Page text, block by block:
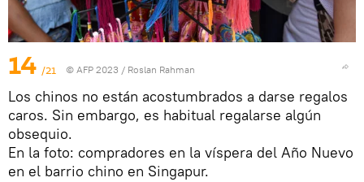
14 /21 © AFP 2023 / Roslan Rahman
Los chinos no están acostumbrados a darse regalos
caros. Sin embargo, es habitual regalarse algún
obsequio.
En la foto: compradores en la víspera del Año Nuevo
en el barrio chino en Singapur.